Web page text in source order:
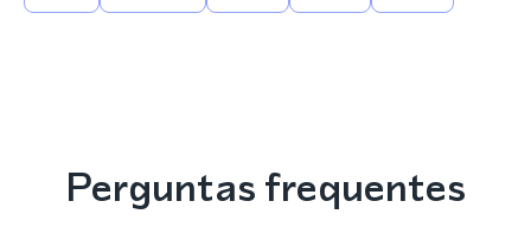
Perguntas frequentes